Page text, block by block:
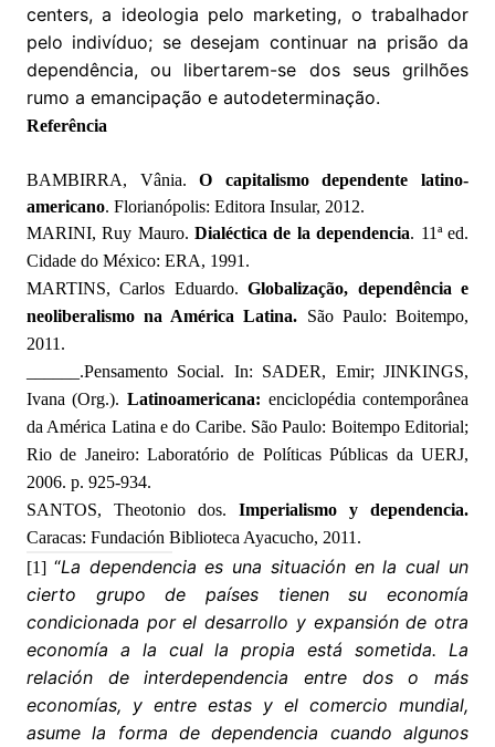
centers, a ideologia pelo marketing, o trabalhador
pelo indivíduo; se desejam continuar na prisão da
dependência, ou libertarem-se dos seus grilhões
rumo a emancipação e autodeterminação.
Referência
BAMBIRRA, Vânia.O capitalismo dependente latino-
americano. Florianópolis: Editora Insular, 2012.
MARINI, Ruy Mauro.Dialéctica de la dependencia. 11ª ed.
Cidade do México: ERA, 1991.
MARTINS, Carlos Eduardo. Globalização, dependência e
neoliberalismo na América Latina. São Paulo: Boitempo,
2011.
______.Pensamento Social. In: SADER, Emir; JINKINGS,
Ivana (Org.). Latinoamericana: enciclopédia contemporânea
da América Latina e do Caribe. São Paulo: Boitempo Editorial;
Rio de Janeiro: Laboratório de Políticas Públicas da UERJ,
2006. p. 925-934.
SANTOS, Theotonio dos. Imperialismo y dependencia.
Caracas: Fundación Biblioteca Ayacucho, 2011.
[1] “La dependencia es una situación en la cual un
cierto grupo de países tienen su economía
condicionada por el desarrollo y expansión de otra
economía a la cual la propia está sometida. La
relación de interdependencia entre dos o más
economías, y entre estas y el comercio mundial,
asume la forma de dependencia cuando algunos